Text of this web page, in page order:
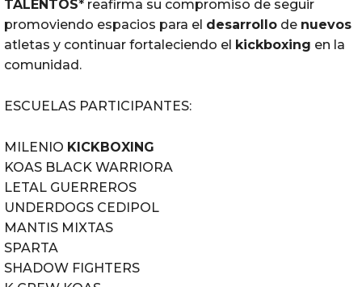
TALENTOS* reafirma su compromiso de seguir
promoviendo espacios para el desarrollo de nuevos
atletas y continuar fortaleciendo el kickboxing en la
comunidad.
ESCUELAS PARTICIPANTES:
MILENIO KICKBOXING
KOAS BLACK WARRIORA
LETAL GUERREROS
UNDERDOGS CEDIPOL
MANTIS MIXTAS
SPARTA
SHADOW FIGHTERS